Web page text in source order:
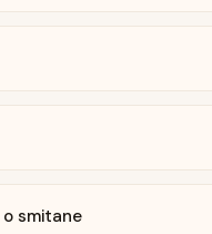
smitane